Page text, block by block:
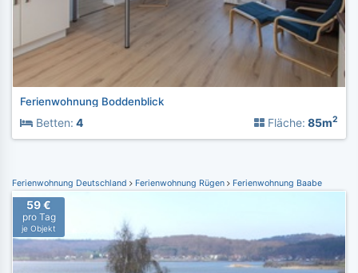
Ferienwohnung Boddenblick
Betten: 4 Fläche: 85m2
Ferienwohnung Deutschland Ferienwohnung Rügen Ferienwohnung Baabe
59 €
pro Tag
je Objekt